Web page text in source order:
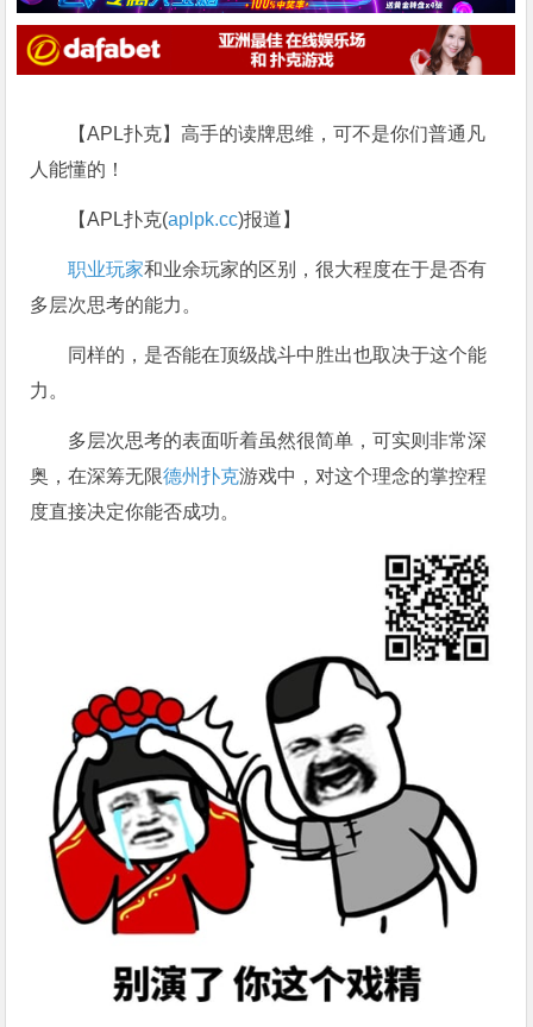
【APL扑克】高手的读牌思维，可不是你们普通凡
人能懂的！
【APL扑克(aplpk.cc)报道】
职业玩家和业余玩家的区别，很大程度在于是否有
多层次思考的能力。
同样的，是否能在顶级战斗中胜出也取决于这个能
力。
多层次思考的表面听着虽然很简单，可实则非常深
奥，在深筹无限德州扑克游戏中，对这个理念的掌控程
度直接决定你能否成功。